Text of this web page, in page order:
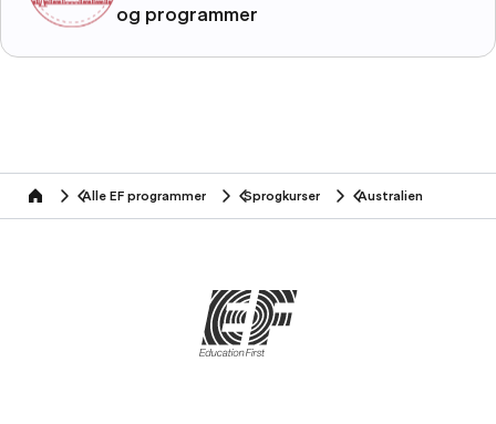
og programmer
home Alle EF programmer Sprogkurser Australien